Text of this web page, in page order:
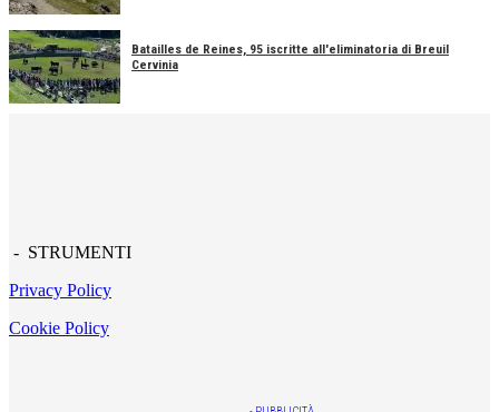
Batailles de Reines, 95 iscritte all'eliminatoria di Breuil
Cervinia
- STRUMENTI
Privacy Policy
Cookie Policy